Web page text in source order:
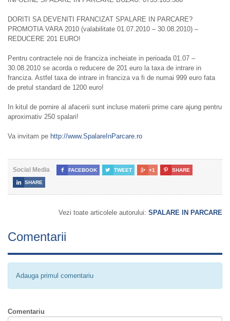
DORITI SA DEVENITI FRANCIZAT SPALARE IN PARCARE?
PROMOTIA VARA 2010 (valabilitate 01.07.2010 – 30.08.2010) –
REDUCERE 201 EURO!
Pentru contractele noi de franciza incheiate in perioada 01.07 –
30.08.2010 se acorda o reducere de 201 euro la taxa de intrare in
franciza. Astfel taxa de intrare in franciza va fi de numai 999 euro fata
de pretul standard de 1200 euro!
In kitul de pornire al afacerii sunt incluse materii prime care ajung pentru
aproximativ 250 spalari!
Va invitam pe http://www.SpalareInParcare.ro
Social Media  FACEBOOK  TWEET  +1  SHARE
 SHARE
Vezi toate articolele autorului: SPALARE IN PARCARE
Comentarii
Adauga primul comentariu
Comentariu